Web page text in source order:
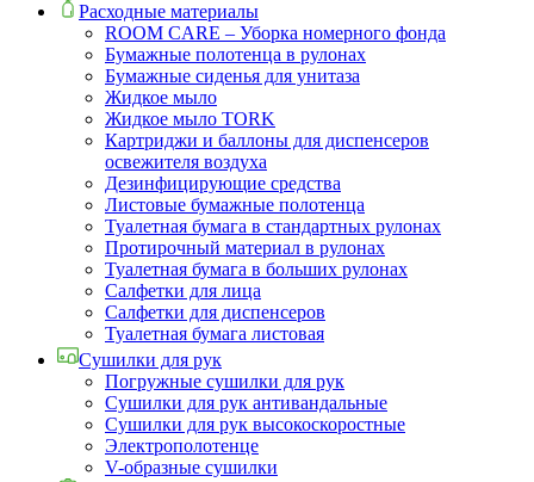
Расходные материалы
ROOM CARE – Уборка номерного фонда
Бумажные полотенца в рулонах
Бумажные сиденья для унитаза
Жидкое мыло
Жидкое мыло TORK
Картриджи и баллоны для диспенсеров
освежителя воздуха
Дезинфицирующие средства
Листовые бумажные полотенца
Туалетная бумага в стандартных рулонах
Протирочный материал в рулонах
Туалетная бумага в больших рулонах
Салфетки для лица
Салфетки для диспенсеров
Туалетная бумага листовая
Сушилки для рук
Погружные сушилки для рук
Сушилки для рук антивандальные
Сушилки для рук высокоскоростные
Электрополотенце
V-образные сушилки